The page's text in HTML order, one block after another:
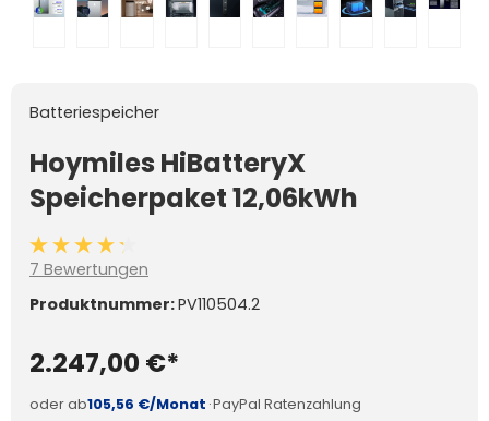
Batteriespeicher
Hoymiles HiBatteryX
Speicherpaket 12,06kWh
Durchschnittliche Bewertung von 4.2 von 5 Sternen
7 Bewertungen
Produktnummer:PV110504.2
2.247,00 €*
oder ab105,56 €/Monat ·PayPal Ratenzahlung